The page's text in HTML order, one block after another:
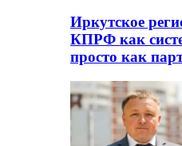
Иркутское
КПРФ как
просто как